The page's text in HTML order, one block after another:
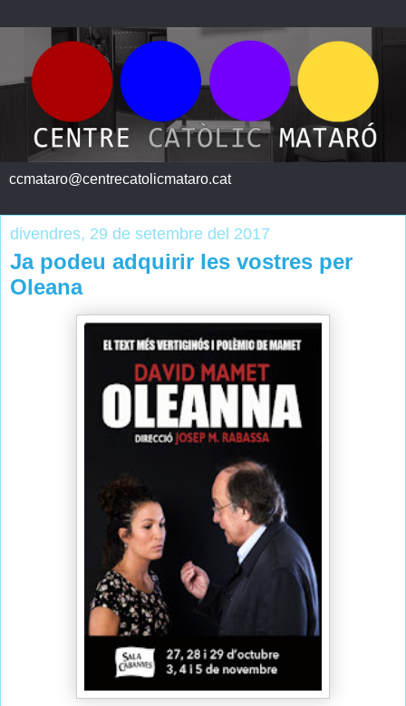
ccmataro@centrecatolicmataro.cat
divendres, 29 de setembre del 2017
Ja podeu adquirir les vostres per
Oleana